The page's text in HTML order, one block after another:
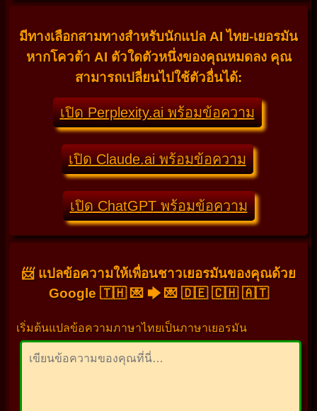
มีทางเลือกสามทางสำหรับนักแปล AI ไทย-เยอรมัน
หากโควต้า AI ตัวใดตัวหนึ่งของคุณหมดลง คุณ
สามารถเปลี่ยนไปใช้ตัวอื่นได้:
เปิด Perplexity.ai พร้อมข้อความ
เปิด Claude.ai พร้อมข้อความ
เปิด ChatGPT พร้อมข้อความ
📨 แปลข้อความให้เพื่อนชาวเยอรมันของคุณด้วย
Google 🇹🇭 💌 🡆 💌 🇩🇪 🇨🇭 🇦🇹
เริ่มต้นแปลข้อความภาษาไทยเป็นภาษาเยอรมัน